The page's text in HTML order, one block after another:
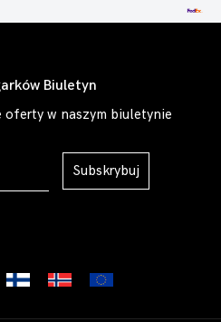
Biuletyn
oferty w naszym biuletynie
Subskrybuj